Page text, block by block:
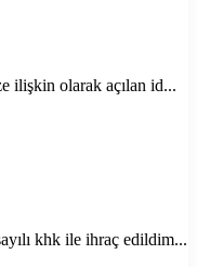
ilişkin olarak açılan id...
khk ile ihraç edildim...